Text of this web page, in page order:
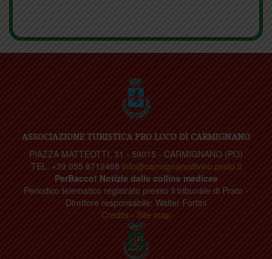
ASSOCIAZIONE TURISTICA PRO LOCO DI CARMIGNANO
PIAZZA MATTEOTTI, 31 - 59015 - CARMIGNANO (PO)
TEL. +39 055 8712468 info@carmignanodivino.prato.it
PerBacco! Notizie dalle colline medicee
Periodico telematico registrato presso il tribunale di Prato -
Direttore responsabile: Walter Fortini
Credits - Site map